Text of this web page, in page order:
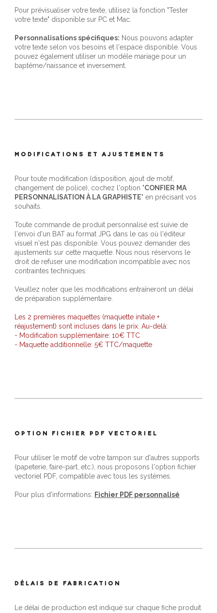
Pour prévisualiser votre texte, utilisez la fonction "Tester
votre texte" disponible sur PC et Mac.
Personnalisations spécifiques: Nous pouvons adapter
votre texte selon vos besoins et l'espace disponible. Vous
pouvez également utiliser un modèle mariage pour un
baptême/naissance et inversement.
MODIFICATIONS ET AJUSTEMENTS
Pour toute modification (disposition, ajout de motif,
changement de police), cochez l'option "CONFIER MA
PERSONNALISATION À LA GRAPHISTE" en précisant vos
souhaits.
Toute commande de produit personnalisé est suivie de
l'envoi d'un BAT au format JPG dans le cas où l'éditeur
visuel n'est pas disponible. Vous pouvez demander des
ajustements sur cette maquette. Nous nous réservons le
droit de refuser une modification incompatible avec nos
contraintes techniques.
Veuillez noter que les modifications entraîneront un délai
de préparation supplémentaire.
Les 2 premières maquettes (maquette initiale +
réajustement) sont incluses dans le prix. Au-delà:
- Modification supplémentaire: 10€ TTC
- Maquette additionnelle: 5€ TTC/maquette
OPTION FICHIER PDF VECTORIEL
Pour utiliser le motif de votre tampon sur d'autres supports
(papeterie, faire-part, etc.), nous proposons l'option fichier
vectoriel PDF, compatible avec tous les systèmes.
Pour plus d'informations: Fichier PDF personnalisé
DÉLAIS DE FABRICATION
Le délai de production est indiqué sur chaque fiche produit